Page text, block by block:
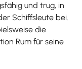
und trug, in
Schiffsleute bei.
die
Rum für seine